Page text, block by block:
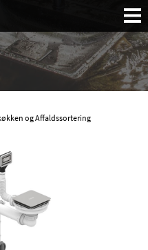
og Affaldssortering